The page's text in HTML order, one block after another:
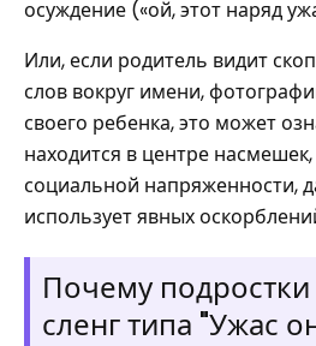
осуждение («ой, этот наряд
Или, если родитель видит
слов вокруг имени,
своего ребенка, это может
находится в центре
социальной напряженности,
использует явных
Почему
сленг типа "Ужас